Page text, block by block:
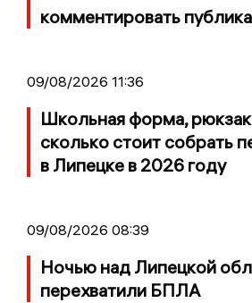
комментировать
09/08/2026 11:36
Школьная форма, рюкзак
сколько стоит собрать
в Липецке в 2026 году
09/08/2026 08:39
Ночью над Липецкой
перехватили БПЛА